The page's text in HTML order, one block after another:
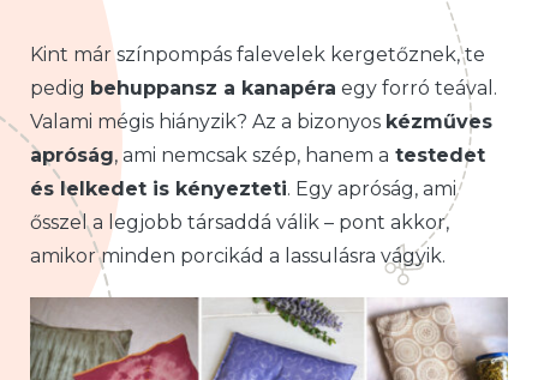
Kint már színpompás falevelek kergetőznek, te
pedig behuppansz a kanapéra egy forró teával.
Valami mégis hiányzik? Az a bizonyos kézműves
apróság, ami nemcsak szép, hanem a testedet
és lelkedet is kényezteti. Egy apróság, ami
ősszel a legjobb társaddá válik – pont akkor,
amikor minden porcikád a lassulásra vágyik.